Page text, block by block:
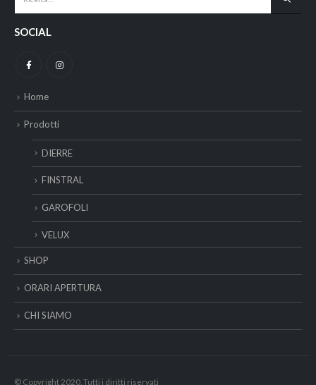
SOCIAL
Home
Prodotti
DIERRE
FINSTRAL
GAROFOLI
VELUX
SHOP
ORARI APERTURA
CHI SIAMO
© Copyright 2020. Tutti i diritti riservati